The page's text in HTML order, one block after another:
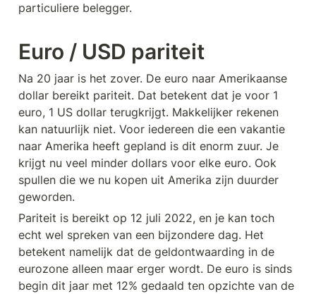
particuliere belegger.
Euro / USD pariteit
Na 20 jaar is het zover. De euro naar Amerikaanse
dollar bereikt pariteit. Dat betekent dat je voor 1
euro, 1 US dollar terugkrijgt. Makkelijker rekenen
kan natuurlijk niet. Voor iedereen die een vakantie
naar Amerika heeft gepland is dit enorm zuur. Je
krijgt nu veel minder dollars voor elke euro. Ook
spullen die we nu kopen uit Amerika zijn duurder
geworden.
Pariteit is bereikt op 12 juli 2022, en je kan toch
echt wel spreken van een bijzondere dag. Het
betekent namelijk dat de geldontwaarding in de
eurozone alleen maar erger wordt. De euro is sinds
begin dit jaar met 12% gedaald ten opzichte van de